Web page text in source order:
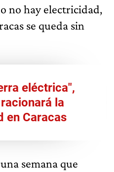
no hay electricidad,
se queda sin
eléctrica",
la
en Caracas
semana que